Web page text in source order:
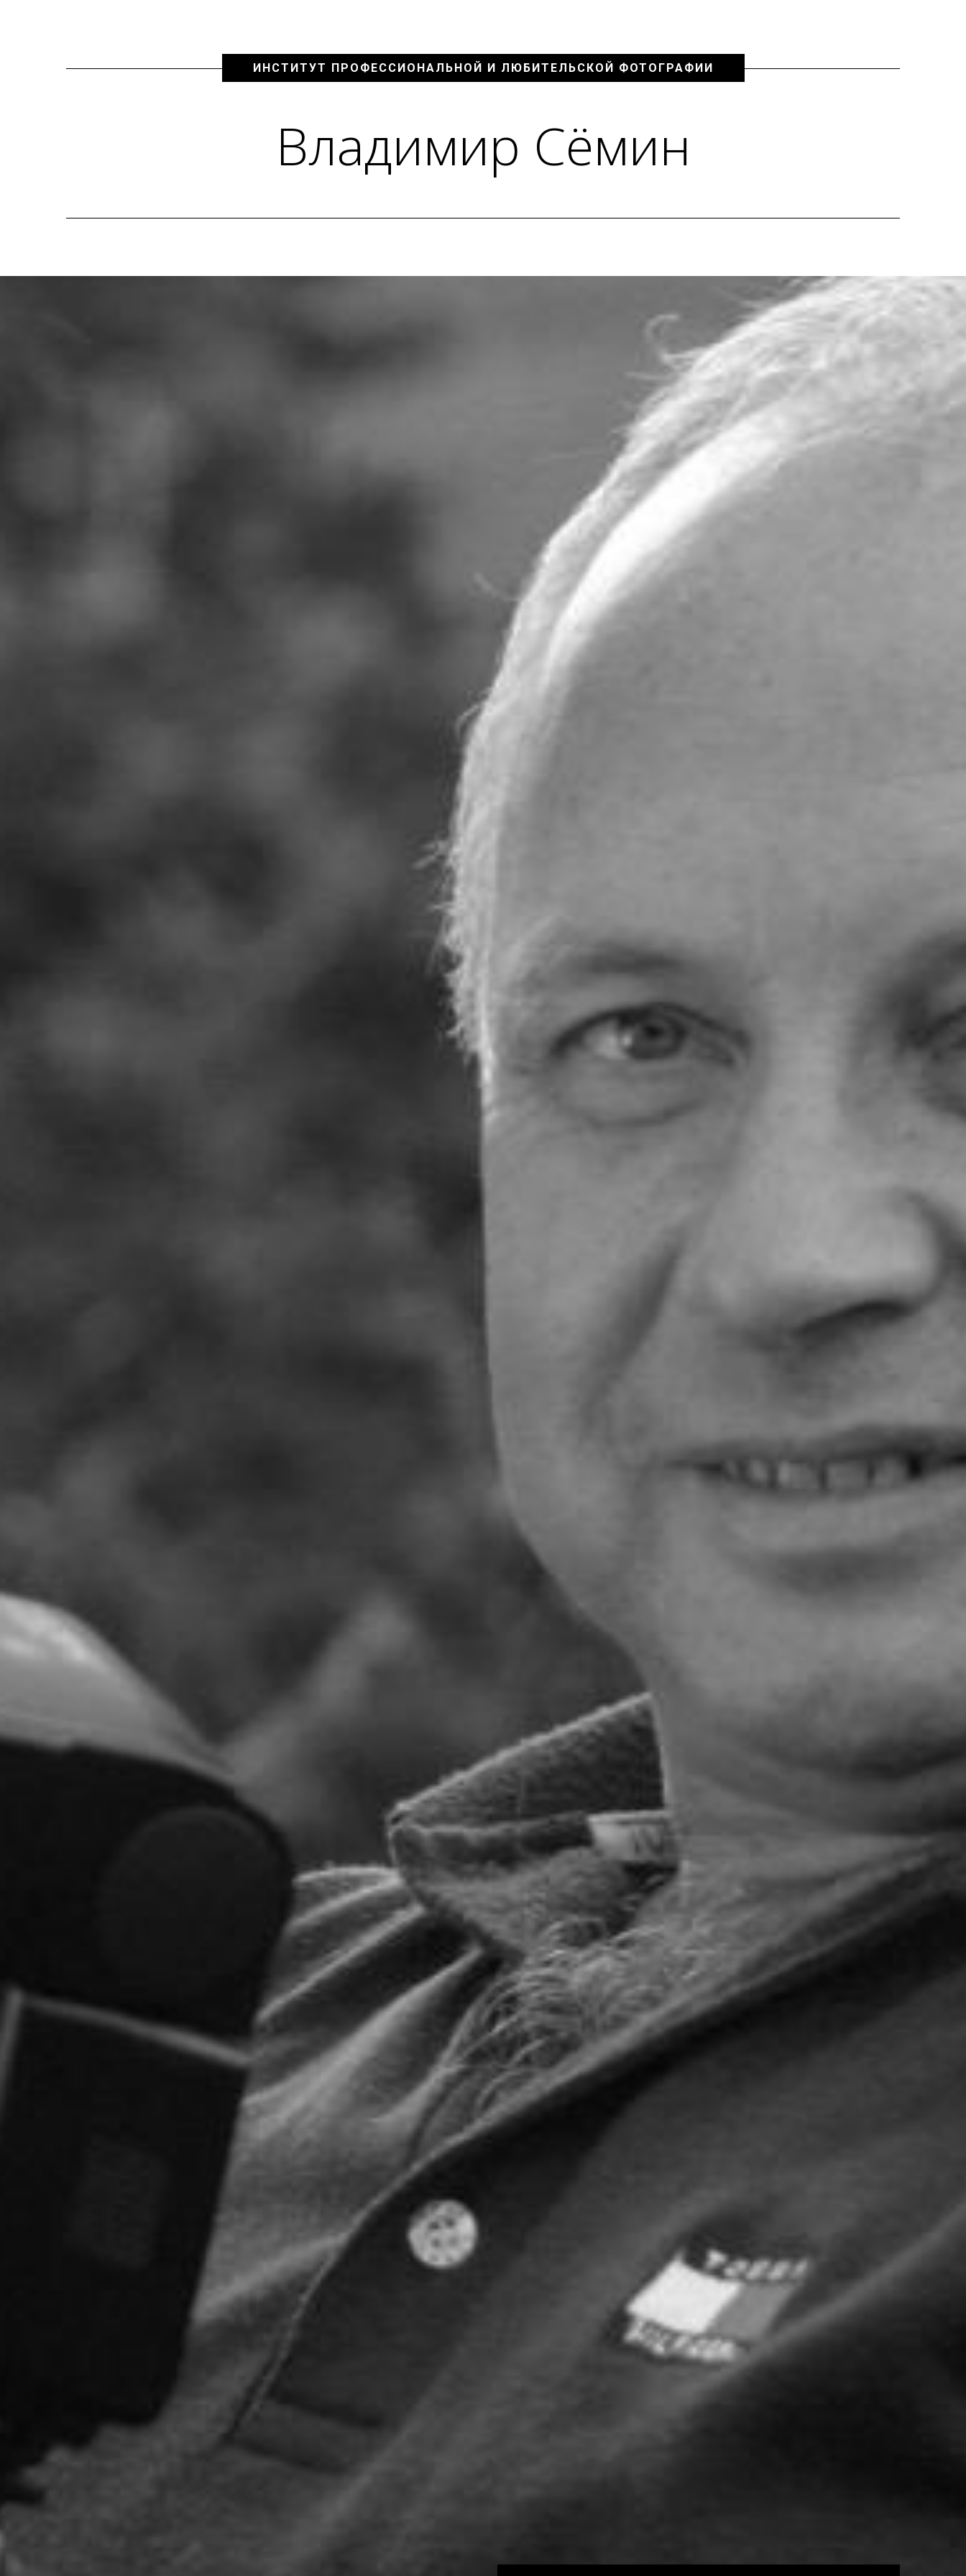
ИНСТИТУТ ПРОФЕССИОНАЛЬНОЙ И ЛЮБИТЕЛЬСКОЙ ФОТОГРАФИИ
Владимир Сёмин